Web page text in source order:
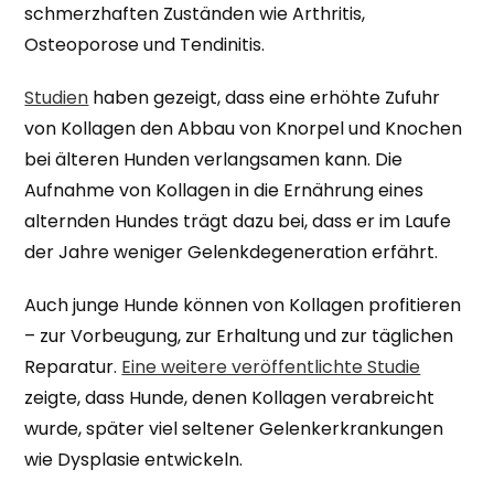
schmerzhaften Zuständen wie Arthritis,
Osteoporose und Tendinitis.
Studien haben gezeigt, dass eine erhöhte Zufuhr
von Kollagen den Abbau von Knorpel und Knochen
bei älteren Hunden verlangsamen kann. Die
Aufnahme von Kollagen in die Ernährung eines
alternden Hundes trägt dazu bei, dass er im Laufe
der Jahre weniger Gelenkdegeneration erfährt.
Auch junge Hunde können von Kollagen profitieren
– zur Vorbeugung, zur Erhaltung und zur täglichen
Reparatur. Eine weitere veröffentlichte Studie
zeigte, dass Hunde, denen Kollagen verabreicht
wurde, später viel seltener Gelenkerkrankungen
wie Dysplasie entwickeln.